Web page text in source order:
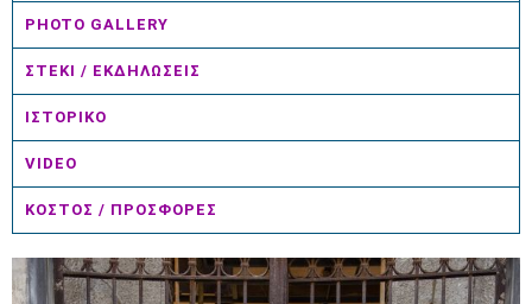
PHOTO GALLERY
ΣΤΕΚΙ / ΕΚΔΗΛΩΣΕΙΣ
ΙΣΤΟΡΙΚΟ
VIDEO
ΚΟΣΤΟΣ / ΠΡΟΣΦΟΡΕΣ